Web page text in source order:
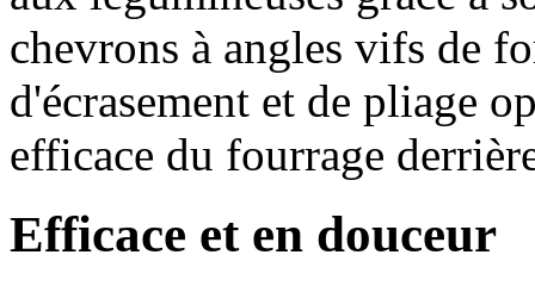
chevrons à angles vifs de
d'écrasement et de pliage
efficace du fourrage
Efficace et en douceur